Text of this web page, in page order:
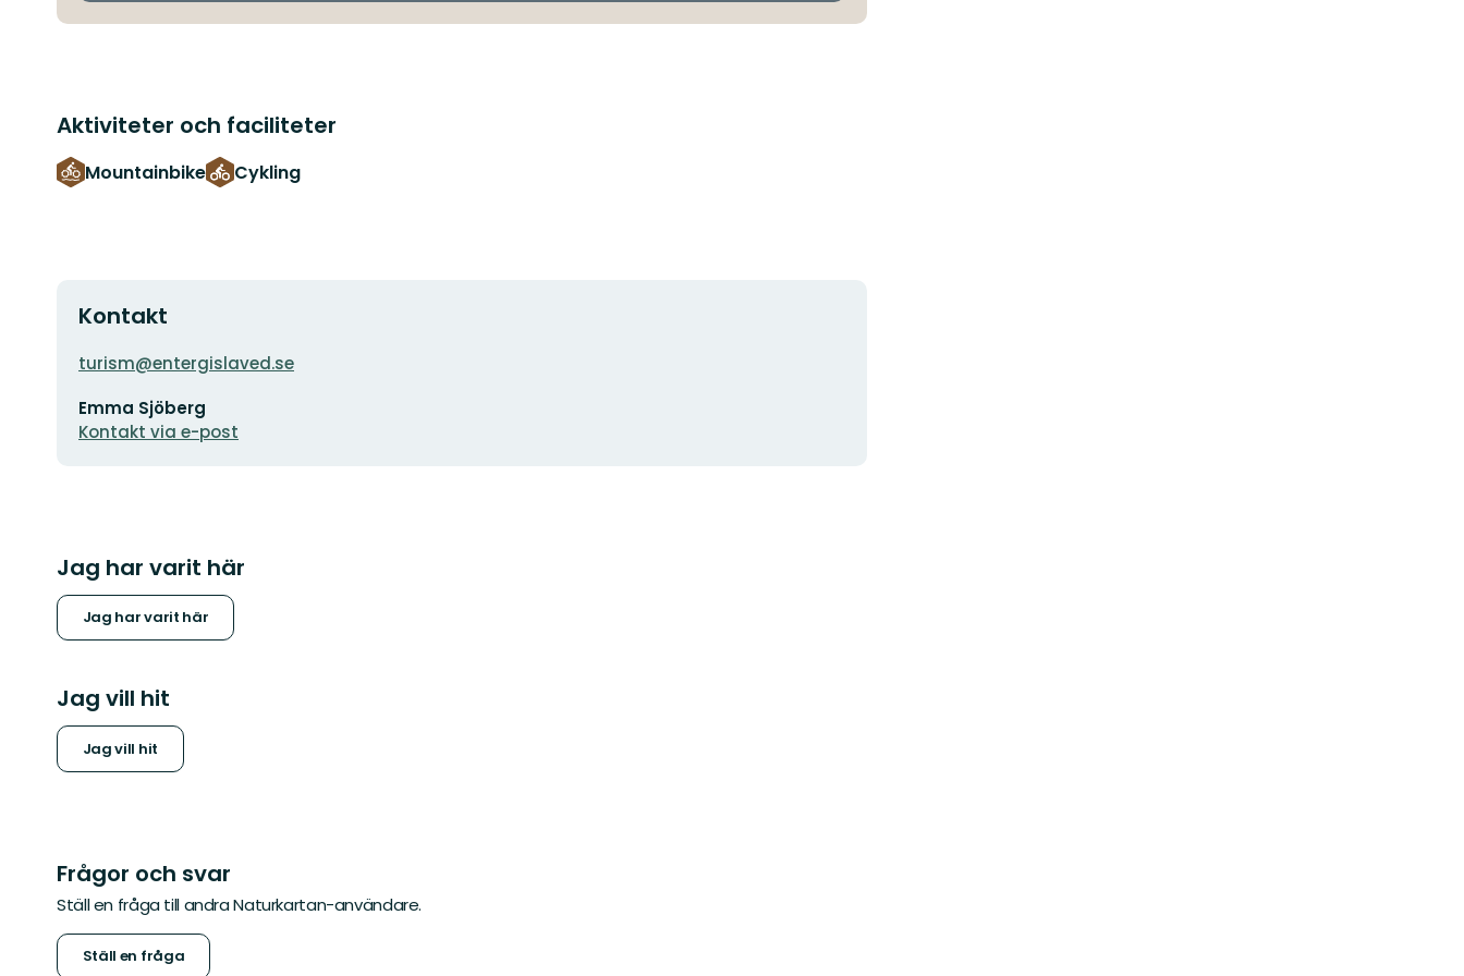
Aktiviteter och faciliteter
Mountainbike Cykling
Kontakt
Adress
turism@entergislaved.se
postadress
Emma Sjöberg
Kontakt via e-post
Jag har varit här
Jag har varit här
Jag vill hit
Jag vill hit
Frågor och svar
Ställ en fråga till andra Naturkartan-användare.
Ställ en fråga